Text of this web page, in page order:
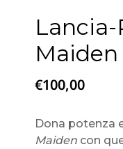
Maiden
€100,00
Dona potenza
Maiden con